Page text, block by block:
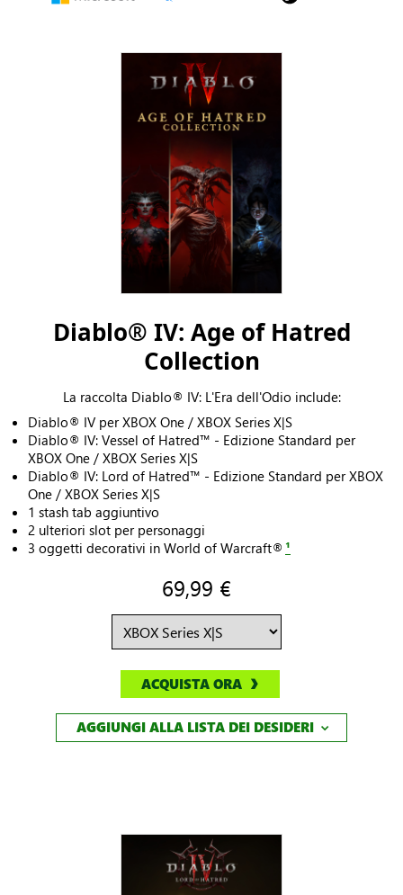
Diablo® IV: Age of Hatred
Collection
La raccolta Diablo® IV: L'Era dell'Odio include:
Diablo® IV per XBOX One / XBOX Series X|S
Diablo® IV: Vessel of Hatred™ - Edizione Standard per
XBOX One / XBOX Series X|S
Diablo® IV: Lord of Hatred™ - Edizione Standard per XBOX
One / XBOX Series X|S
1 stash tab aggiuntivo
2 ulteriori slot per personaggi
3 oggetti decorativi in World of Warcraft® ¹
69,99 €
ACQUISTA ORA
AGGIUNGI ALLA LISTA DEI DESIDERI